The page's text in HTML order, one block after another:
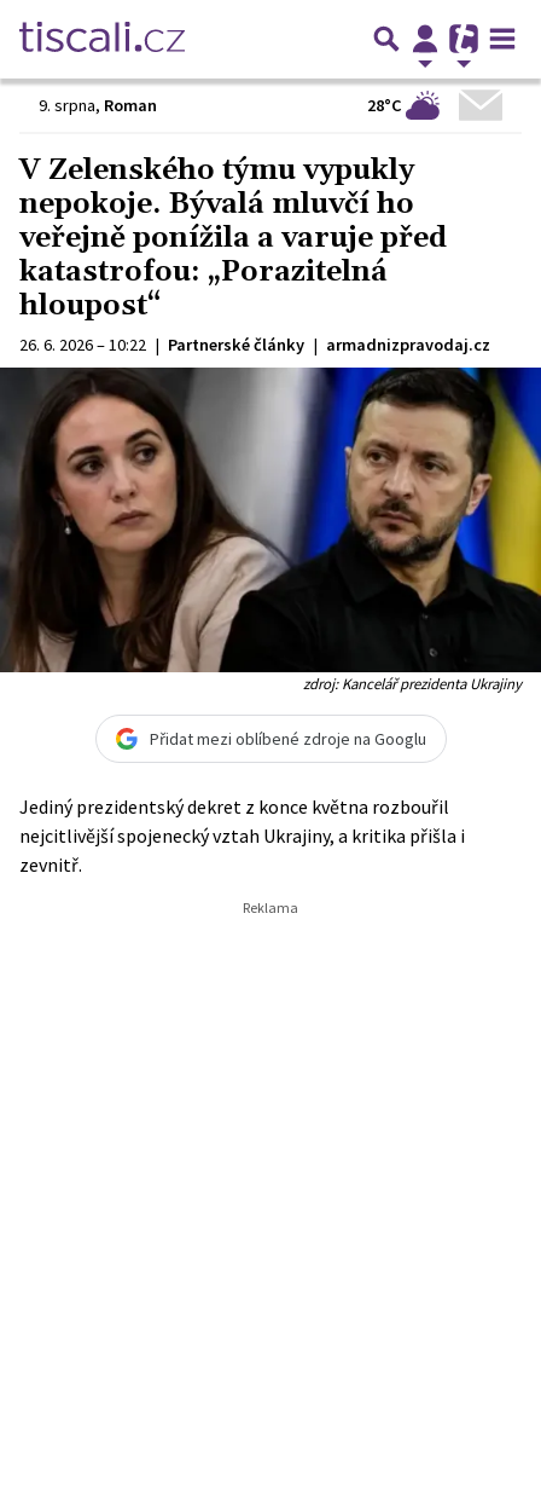
9. srpna, Roman 28°C
V Zelenského týmu vypukly
nepokoje. Bývalá mluvčí ho
veřejně ponížila a varuje před
katastrofou: „Porazitelná
hloupost“
26. 6. 2026 – 10:22 | Partnerské články | armadnizpravodaj.cz
zdroj: Kancelář prezidenta Ukrajiny
Přidat mezi oblíbené zdroje na Googlu
Jediný prezidentský dekret z konce května rozbouřil
nejcitlivější spojenecký vztah Ukrajiny, a kritika přišla i
zevnitř.